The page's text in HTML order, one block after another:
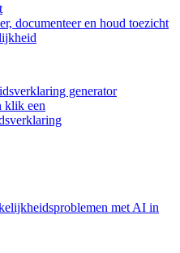
documenteer en houd toezicht
generator
klik een
met AI in